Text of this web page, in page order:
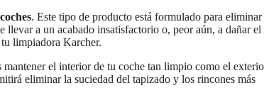
. Este tipo de producto está formulado para eliminar
llevar a un acabado insatisfactorio o, peor aún, a dañar el
limpiadora Karcher.
mantener el interior de tu coche tan limpio como el
eliminar la suciedad del tapizado y los rincones más